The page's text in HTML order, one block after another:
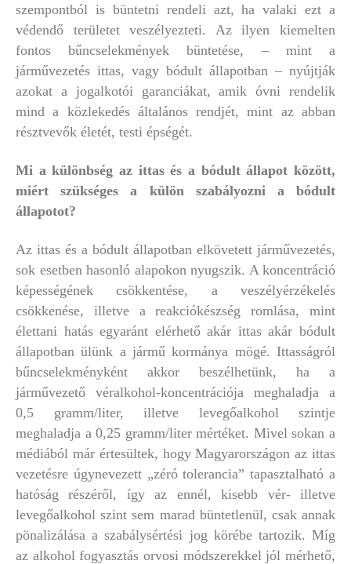
szempontból is büntetni rendeli azt, ha valaki ezt a
védendő területet veszélyezteti. Az ilyen kiemelten
fontos bűncselekmények büntetése, – mint a
járművezetés ittas, vagy bódult állapotban – nyújtják
azokat a jogalkotói garanciákat, amik óvni rendelik
mind a közlekedés általános rendjét, mint az abban
résztvevők életét, testi épségét.
Mi a különbség az ittas és a bódult állapot között,
miért szükséges a külön szabályozni a bódult
állapotot?
Az ittas és a bódult állapotban elkövetett járművezetés,
sok esetben hasonló alapokon nyugszik. A koncentráció
képességének csökkentése, a veszélyérzékelés
csökkenése, illetve a reakciókészség romlása, mint
élettani hatás egyaránt elérhető akár ittas akár bódult
állapotban ülünk a jármű kormánya mögé. Ittasságról
bűncselekményként akkor beszélhetünk, ha a
járművezető véralkohol-koncentrációja meghaladja a
0,5 gramm/liter, illetve levegőalkohol szintje
meghaladja a 0,25 gramm/liter mértéket. Mivel sokan a
médiából már értesültek, hogy Magyarországon az ittas
vezetésre úgynevezett „zéró tolerancia” tapasztalható a
hatóság részéről, így az ennél, kisebb vér- illetve
levegőalkohol szint sem marad büntetlenül, csak annak
pönalizálása a szabálysértési jog körébe tartozik. Míg
az alkohol fogyasztás orvosi módszerekkel jól mérhető,